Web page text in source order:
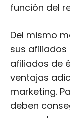
función del
Del mismo
sus afiliados
afiliados de
ventajas
marketing.
deben